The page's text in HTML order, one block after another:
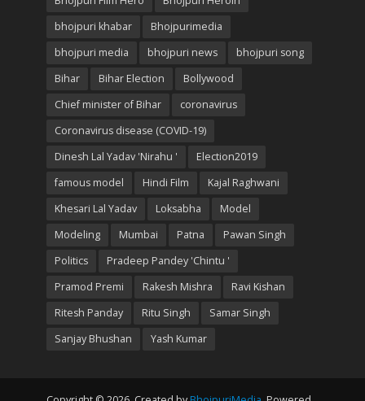
bhojpuri khabar
Bhojpurimedia
bhojpuri media
bhojpuri news
bhojpuri song
Bihar
Bihar Election
Bollywood
Chief minister of Bihar
coronavirus
Coronavirus disease (COVID-19)
Dinesh Lal Yadav 'Nirahu '
Election2019
famous model
Hindi Film
Kajal Raghwani
Khesari Lal Yadav
Loksabha
Model
Modeling
Mumbai Patna
Pawan Singh
Politics
Pradeep Pandey 'Chintu '
Pramod Premi
Rakesh Mishra
Ravi Kishan
Ritesh Panday
Ritu Singh
Samar Singh
Sanjay Bhushan
Yash Kumar